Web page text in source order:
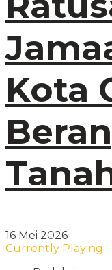
Kota
16 Mei 2026
Currently Playing